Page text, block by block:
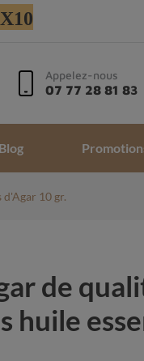
Appelez-nous
07 77 28 81 83
Blog
10 gr.
de
huile